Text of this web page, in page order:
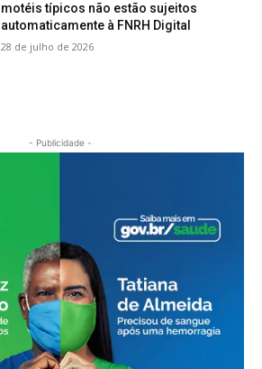
motéis típicos não estão sujeitos
automaticamente à FNRH Digital
28 de julho de 2026
- Publicidade -